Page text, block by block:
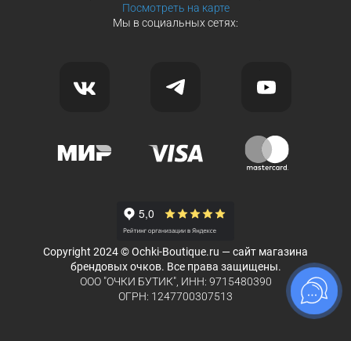
Посмотреть на карте
Мы в социальных сетях:
Copyright 2024 © Ochki-Boutique.ru — сайт магазина
брендовых очков. Все права защищены.
ООО "ОЧКИ БУТИК", ИНН: 9715480390
ОГРН: 1247700307513